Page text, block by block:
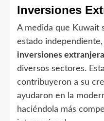
Inversiones
A medida que Kuwait
estado
inversiones
diversos sectores.
contribuyeron a su
ayudaron en la
haciéndola más